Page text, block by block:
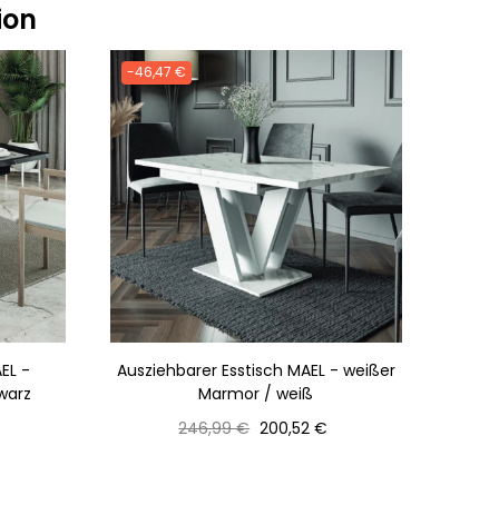
-
-46,47 €
Ausziehbarer Esstisch MAEL - weißer
Marmor / weiß
Normaler
246,99 € Preis
200,52 €